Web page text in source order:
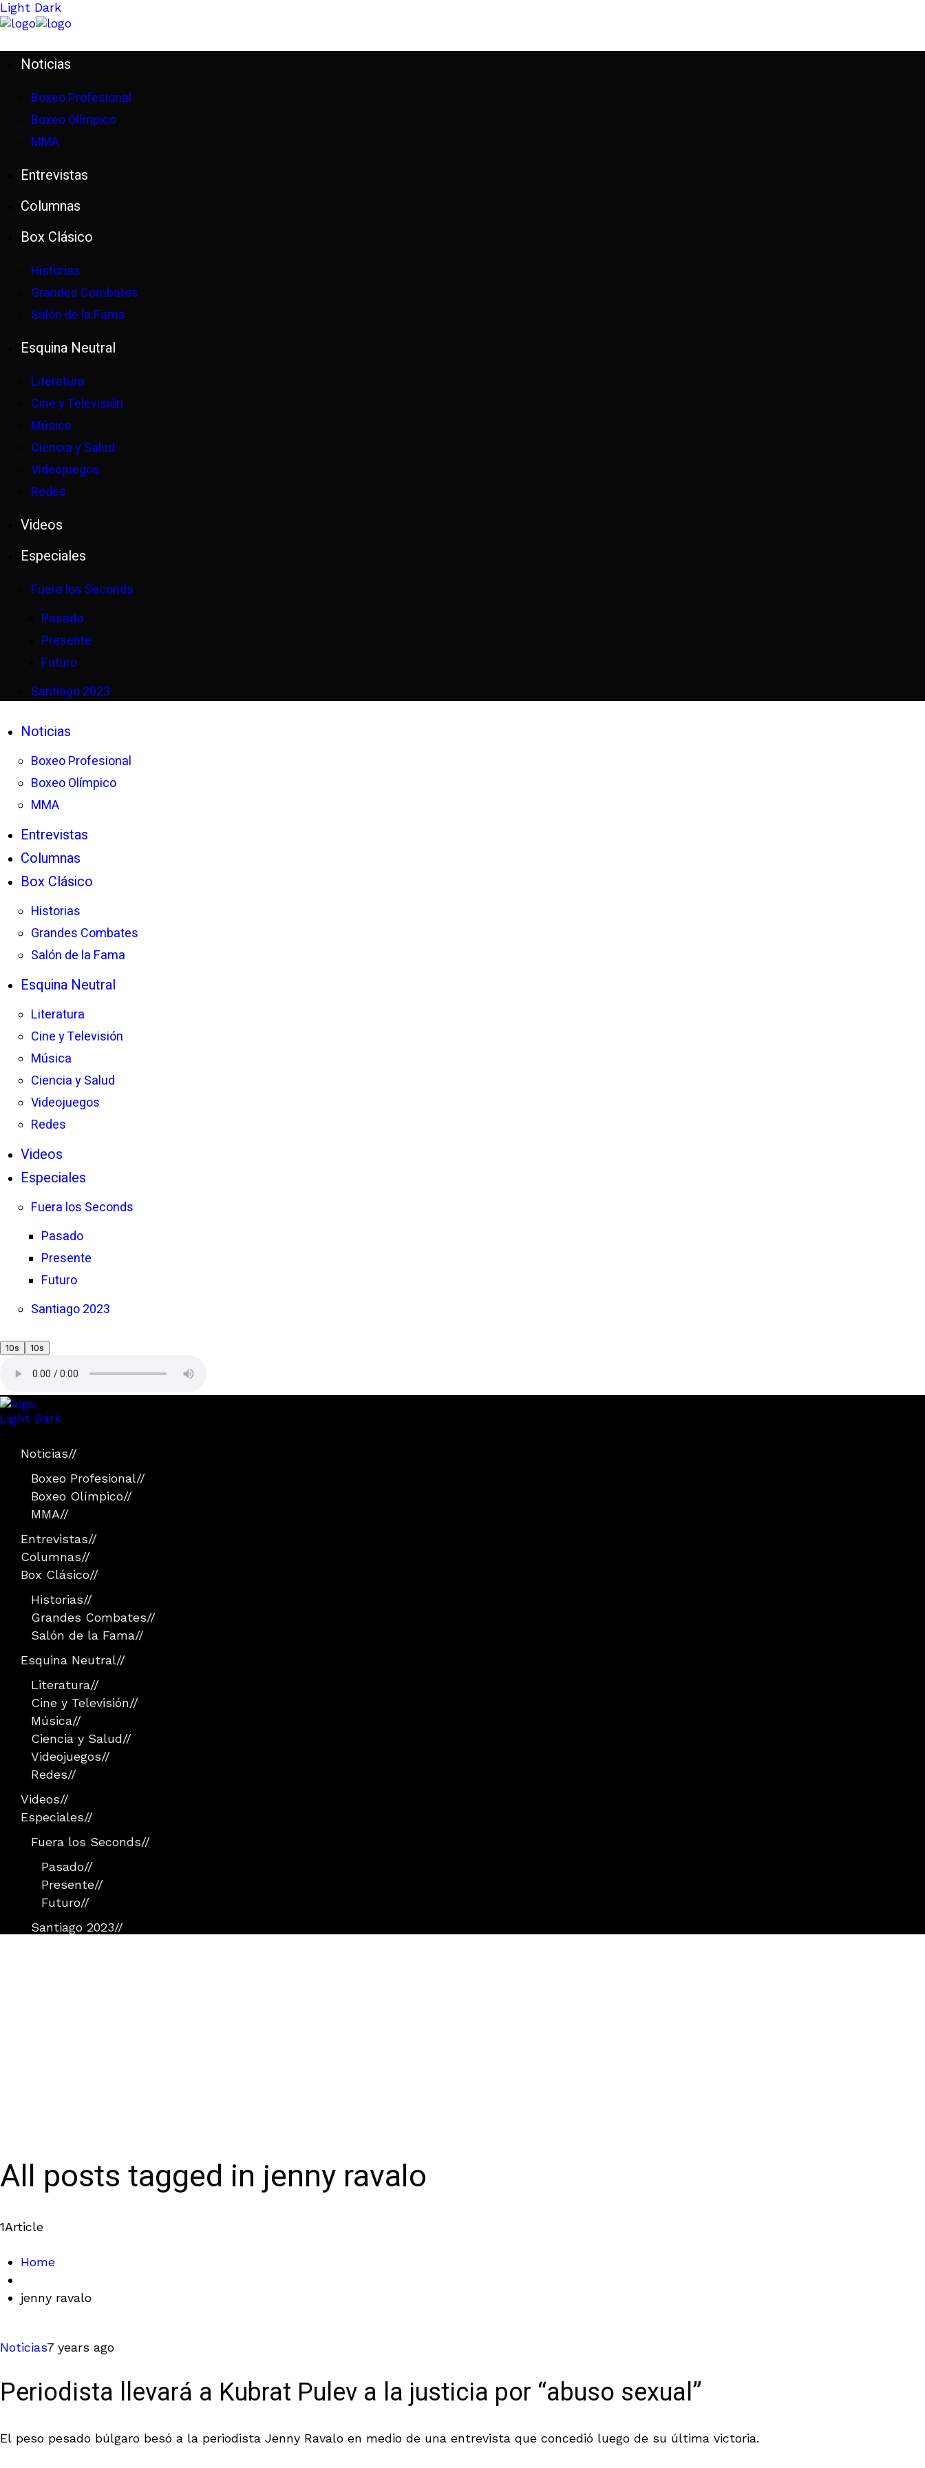
Light Dark
Noticias
Boxeo Profesional
Boxeo Olímpico
MMA
Entrevistas
Columnas
Box Clásico
Historias
Grandes Combates
Salón de la Fama
Esquina Neutral
Literatura
Cine y Televisión
Música
Ciencia y Salud
Videojuegos
Redes
Videos
Especiales
Fuera los Seconds
Pasado
Presente
Futuro
Santiago 2023
Noticias
Boxeo Profesional
Boxeo Olímpico
MMA
Entrevistas
Columnas
Box Clásico
Historias
Grandes Combates
Salón de la Fama
Esquina Neutral
Literatura
Cine y Televisión
Música
Ciencia y Salud
Videojuegos
Redes
Videos
Especiales
Fuera los Seconds
Pasado
Presente
Futuro
Santiago 2023
10s 10s
Light Dark
Noticias//
Boxeo Profesional//
Boxeo Olímpico//
MMA//
Entrevistas//
Columnas//
Box Clásico//
Historias//
Grandes Combates//
Salón de la Fama//
Esquina Neutral//
Literatura//
Cine y Televisión//
Música//
Ciencia y Salud//
Videojuegos//
Redes//
Videos//
Especiales//
Fuera los Seconds//
Pasado//
Presente//
Futuro//
Santiago 2023//
All posts tagged in jenny ravalo
1Article
Home
jenny ravalo
Noticias7 years ago
Periodista llevará a Kubrat Pulev a la justicia por “abuso sexual”
El peso pesado búlgaro besó a la periodista Jenny Ravalo en medio de una entrevista que concedió luego de su última victoria.